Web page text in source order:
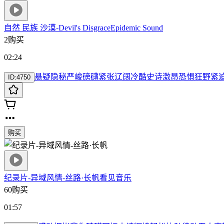
自然 民族 沙漠-Devil's DisgraceEpidemic Sound
2购买
02:24
ID:4750 悬疑隐秘严峻磅礴紧张辽阔 冷酷史诗激昂恐惧狂野紧
购买
纪录片-异域风情-丝路·长帆看见音乐
60购买
01:57